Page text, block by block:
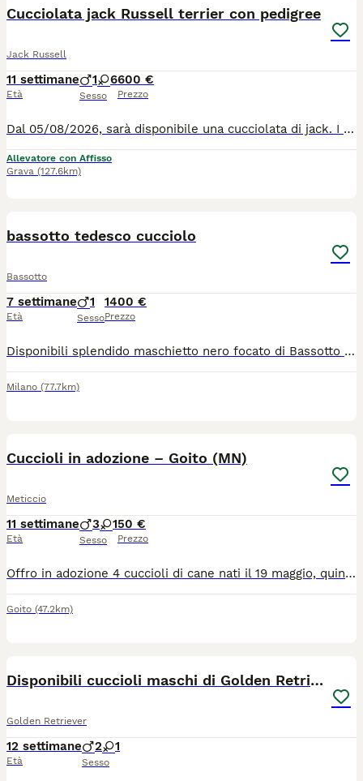
Cucciolata jack Russell terrier con pedigree
Jack Russell
11 settimane
Età
1 6
Sesso
600 €
Prezzo
Dal 05/08/2026, sarà disponibile una cucciolata di jack. I cuccioli saranno consegnati, con Loi, libretto sanitario, due vaccini . Hanno effettuato trattamenti per i vermi, antiparassitario , e prevenzione filaria,tutto riportato sul loro libretto sanitario. Genitori visibili. Per qualsiasi informazione, ci potete scrivere sul sito come primo contatto, per il resto delle informazioni contattatemi al numero di telefono comunicatovi, diversamente non rispondiamo, non sono oggetti , ma creature viventi . È un nostro dovere sapere con chi abbiamo a che fare, e un vostro diritto sapere con chi avete a che fare, anche se il sito vi fa tutte le informazioni veritiere e importanti. Vi aspettiamo , per una visita alla cucciolata, senza impegno.
Allevatore con Affisso
Grava (127.6km)
bassotto tedesco cucciolo
Bassotto
7 settimane
Età
1
Sesso
1400 €
Prezzo
Disponibili splendido maschietto nero focato di Bassotto Tedesco Nano a pelo corto. Nati e cresciuti in ambiente familiare con la massima attenzione alla salute, al carattere e alla corretta socializzazione. I cuccioli provengono da linee di campioni di bellezza e di lavoro, accuratamente selezionati per tipicità, salute e temperamento equilibrato. Disponibili da fine agosto solo dopo il compimento di 70 giorni, con: o Pedigree ENCI o Microchip o Iscrizione all'anagrafe canina o Ciclo di sverminazioni effettuato o Vaccinazioni in base all'età o Certificato veterinario di buona salute o Puppy kit I nostri cuccioli sono allevati con passione e responsabilità, seguendo ogni fase della loro crescita per garantire soggetti equilibrati e ben socializzati. Si ricercano esclusivamente famiglie serie e consapevoli dell'impegno che comporta l'accoglienza di un cane. Per informazioni, foto, video e aggiornamenti sulla crescita dei cuccioli è possibile SCRIVERMI SU WHATSAPP AL NUMERO : 3917499832.
Milano (77.7km)
Cuccioli in adozione – Goito (MN)
Meticcio
11 settimane
Età
3 1
Sesso
50 €
Prezzo
Offro in adozione 4 cuccioli di cane nati il 19 maggio, quindi hanno circa 3 mesi: 3 maschi e 1 femmina. Taglia medio-piccola da adulti (la mamma pesa 7,8 kg), perfetti anche per appartamento. Sono cuccioli vivaci, giocherelloni, già completamente svezzati e mangiano autonomamente cibo solido per cuccioli. ⚠️ Salute: NON sono ancora vaccinati. È fondamentale portarli subito dal veterinario per iniziare il ciclo vaccinale. Contributo richiesto: 20 euro. Ritiro esclusivamente a mano a Goito (provincia di Mantova). Cerco persone serie e amorevoli. Per informazioni o per fissare un appuntamento per vederli, contattatemi.
Goito (47.2km)
Disponibili cuccioli maschi di Golden Retriever
Golden Retriever
12 settimane
Età
2 1
Sesso